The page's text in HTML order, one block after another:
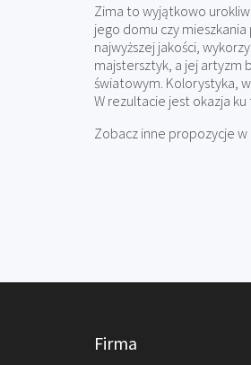
Zima to wyjątkowo
jego domu czy
najwyższej jakości,
majstersztyk, a jej artyzm
światowym. Kolorystyka,
W rezultacie jest okazja
Zobacz inne propozycje
Firma